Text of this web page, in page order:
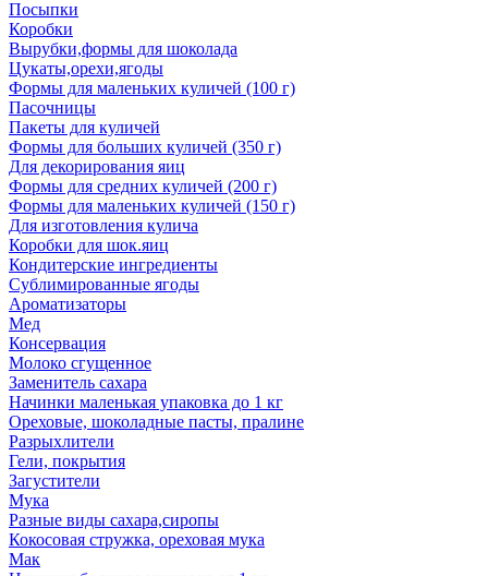
Посыпки
Коробки
Вырубки,формы для шоколада
Цукаты,орехи,ягоды
Формы для маленьких куличей (100 г)
Пасочницы
Пакеты для куличей
Формы для больших куличей (350 г)
Для декорирования яиц
Формы для средних куличей (200 г)
Формы для маленьких куличей (150 г)
Для изготовления кулича
Коробки для шок.яиц
Кондитерские ингредиенты
Сублимированные ягоды
Ароматизаторы
Мед
Консервация
Молоко сгущенное
Заменитель сахара
Начинки маленькая упаковка до 1 кг
Ореховые, шоколадные пасты, пралине
Разрыхлители
Гели, покрытия
Загустители
Мука
Разные виды сахара,сиропы
Кокосовая стружка, ореховая мука
Мак